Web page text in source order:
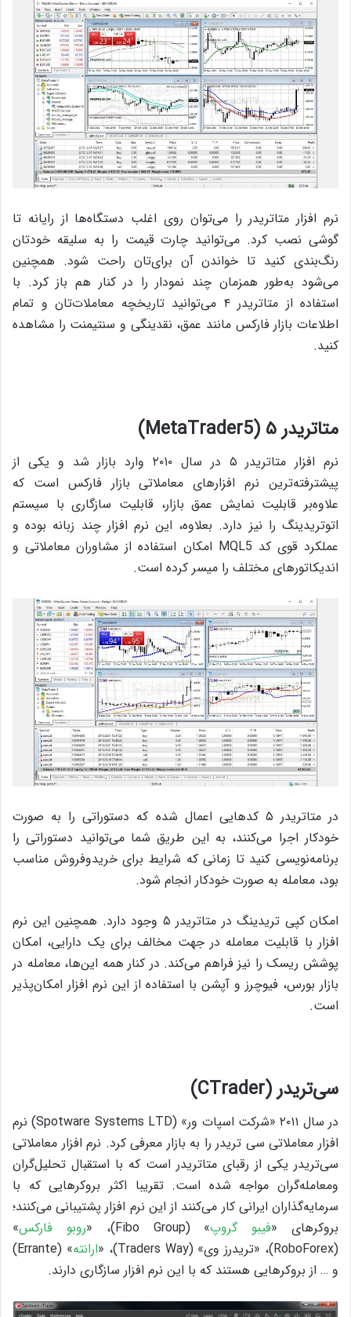
نرم‌ افزار متاتریدر را می‌توان روی اغلب دستگاه‌ها از رایانه تا
گوشی نصب کرد. می‌توانید چارت قیمت را به سلیقه خودتان
رنگ‌بندی کنید تا خواندن آن برای‌تان راحت شود. همچنین
می‌شود به‌طور همزمان چند نمودار را در کنار هم باز کرد. با
استفاده از متاتریدر ۴ می‌توانید تاریخچه معاملات‌تان و تمام
اطلاعات بازار فارکس مانند عمق، نقدینگی و سنتیمنت را مشاهده
کنید.
متاتریدر ۵ (MetaTrader5)
نرم افزار متاتریدر ۵ در سال ۲۰۱۰ وارد بازار شد و یکی از
پیشترفته‌ترین نرم افزارهای معاملاتی بازار فارکس است که
علاوه‌بر قابلیت نمایش عمق بازار، قابلیت سازگاری با سیستم
اتوتریدینگ را نیز دارد. بعلاوه، این نرم افزار چند زبانه بوده و
عملکرد قوی کد MQL5 امکان استفاده از مشاوران معاملاتی و
اندیکاتورهای مختلف را میسر کرده است.
در متاتریدر ۵ کد‌هایی اعمال شده‌ که دستوراتی را به صورت
خودکار اجرا می‌کنند، به این طریق شما می‌توانید دستوراتی را
برنامه‌نویسی کنید تا زمانی که شرایط برای خریدوفروش مناسب
بود، معامله به صورت خودکار انجام شود.
امکان کپی تریدینگ در متاتریدر ۵ وجود دارد. همچنین این نرم
افزار با قابلیت معامله در جهت مخالف برای یک دارایی، امکان
پوشش ریسک را نیز فراهم می‌کند. در کنار همه این‌‌ها، معامله در
بازار بورس، فیوچرز و آپشن با استفاده از این نرم افزار امکان‌پذیر
است.
سی‌تریدر (CTrader)
در سال ۲۰۱۱ «شرکت اسپات ور» (Spotware Systems LTD) نرم
افزار معاملاتی سی تریدر را به بازار معرفی کرد. نرم افزار معاملاتی
سی‌تریدر یکی از رقبای متاتریدر است که با استقبال تحلیل‌گران
ومعامله‌گران مواجه شده است. تقریبا اکثر بروکرهایی که با
سرمایه‌گذاران ایرانی کار می‌کنند از این نرم افزار پشتیبانی می‌کنند؛
بروکرهای «فیبو گروپ» (Fibo Group)، « روبو فارکس»
(RoboForex)، «تریدرز وی» (Traders Way)، «
ارانته
» (Errante)
و … از بروکرهایی هستند که با این نرم افزار سازگاری دارند.